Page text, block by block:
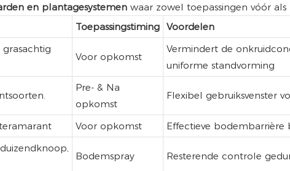
en plantagesystemen waar zowel toepassingen vóór
Toepassingstiming Voordelen
Voor opkomst
Vermindert de
uniforme standvorming
Pre- & Na
opkomst
Flexibel gebruiksvenster
Voor opkomst Effectieve bodembarrière
Bodemspray Resterende controle